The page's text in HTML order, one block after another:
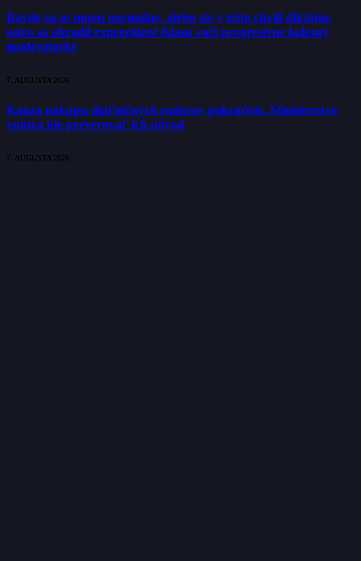
Bavíte sa so mnou normálne, alebo ste v tejto chvíli diktátor,
ostro sa ohradil exprezident Klasu voči progresívne ladenej
moderátorke
7. AUGUSTA 2026
Kauza nákupu diaľničných radarov pokračuje. Ministerstvo
vnútra ide preverovať ich pôvod
7. AUGUSTA 2026